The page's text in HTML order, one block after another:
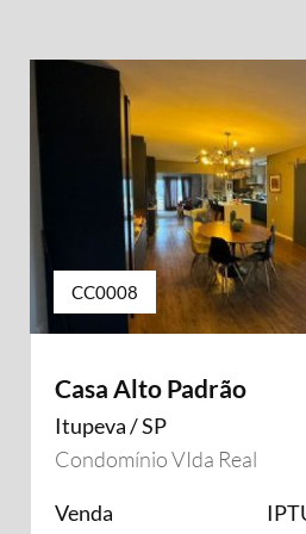
CC0008
Casa Alto Padrão
Itupeva / SP
Condomínio VIda Real
Venda